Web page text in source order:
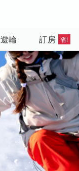
遊輪 訂房 省!